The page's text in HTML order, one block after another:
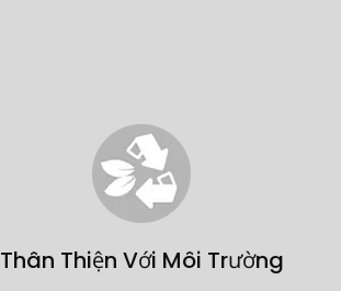
Thân Thiện Với Môi Trường